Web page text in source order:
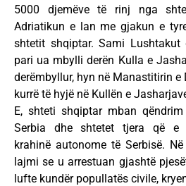
5000 djemëve të rinj nga
Adriatikun e lan me gjakun e
shtetit shqiptar. Sami
pari ua mbylli derën Kulla e
derëmbyllur, hyn në Manastitirin e
kurrë të hyjë në Kullën e
E, shteti shqiptar mban
Serbia dhe shtetet tjera që e
krahinë autonome të Serbisë.
lajmi se u arrestuan gjashtë
lufte kundër popullatës civile,